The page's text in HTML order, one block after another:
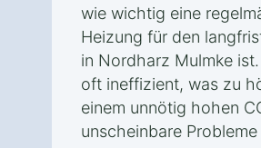
wie wichtig eine
Heizung für den
in Nordharz Mulmke
oft ineffizient, was zu
einem unnötig hohen
unscheinbare